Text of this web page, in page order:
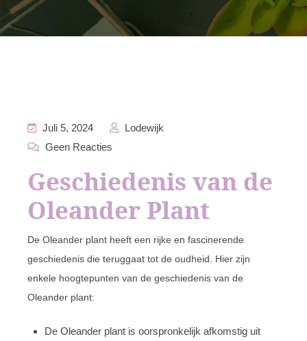
Juli 5, 2024
Lodewijk
Geen Reacties
Geschiedenis van de
Oleander Plant
De Oleander plant heeft een rijke en fascinerende
geschiedenis die teruggaat tot de oudheid. Hier zijn
enkele hoogtepunten van de geschiedenis van de
Oleander plant:
De Oleander plant is oorspronkelijk afkomstig uit